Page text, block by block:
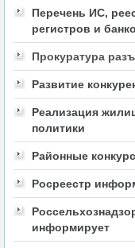
Перечень ИС,
регистров и
Прокуратура
Развитие
Реализация
политики
Районные
Росреестр
информирует